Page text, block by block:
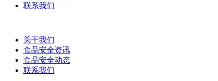
联系我们
关于我们
食品安全资讯
食品安全动态
联系我们